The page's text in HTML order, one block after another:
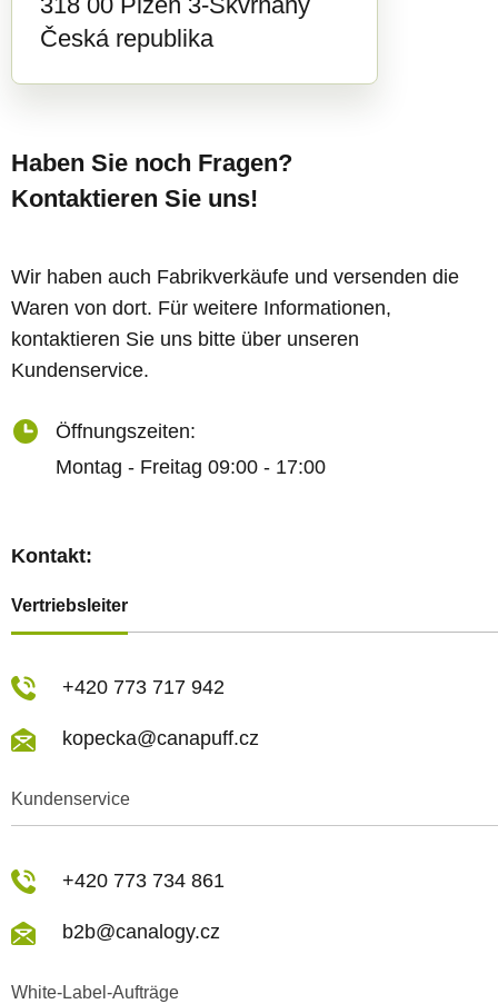
Česká republika
Haben Sie noch Fragen?
Kontaktieren Sie uns!
Wir haben auch Fabrikverkäufe und versenden die
Waren von dort. Für weitere Informationen,
kontaktieren Sie uns bitte über unseren
Kundenservice.
Öffnungszeiten:
Montag - Freitag 09:00 - 17:00
Kontakt:
Kundenservice
Vertriebsleiter
White-Label-Aufträge
+420 773 717 942
kopecka@canapuff.cz
+420 773 734 861
b2b@canalogy.cz